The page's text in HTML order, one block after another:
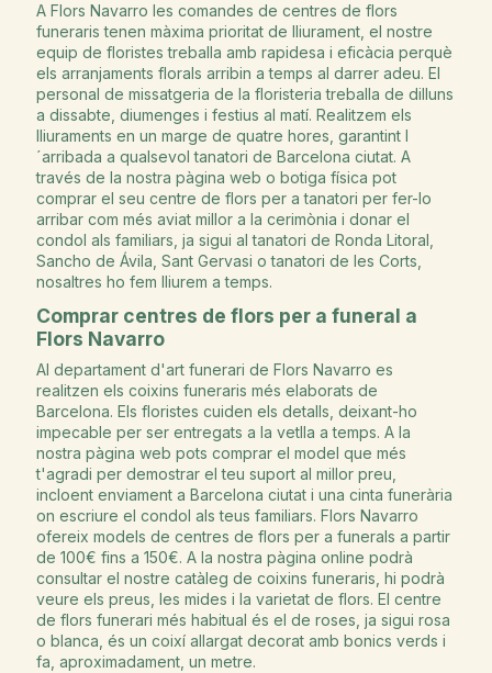
A Flors Navarro les comandes de centres de flors
funeraris tenen màxima prioritat de lliurament, el nostre
equip de floristes treballa amb rapidesa i eficàcia perquè
els arranjaments florals arribin a temps al darrer adeu. El
personal de missatgeria de la floristeria treballa de dilluns
a dissabte, diumenges i festius al matí. Realitzem els
lliuraments en un marge de quatre hores, garantint l
´arribada a qualsevol tanatori de Barcelona ciutat. A
través de la nostra pàgina web o botiga física pot
comprar el seu centre de flors per a tanatori per fer-lo
arribar com més aviat millor a la cerimònia i donar el
condol als familiars, ja sigui al tanatori de Ronda Litoral,
Sancho de Ávila, Sant Gervasi o tanatori de les Corts,
nosaltres ho fem lliurem a temps.
Comprar centres de flors per a funeral a
Flors Navarro
Al departament d'art funerari de Flors Navarro es
realitzen els coixins funeraris més elaborats de
Barcelona. Els floristes cuiden els detalls, deixant-ho
impecable per ser entregats a la vetlla a temps. A la
nostra pàgina web pots comprar el model que més
t'agradi per demostrar el teu suport al millor preu,
incloent enviament a Barcelona ciutat i una cinta funerària
on escriure el condol als teus familiars. Flors Navarro
ofereix models de centres de flors per a funerals a partir
de 100€ fins a 150€. A la nostra pàgina online podrà
consultar el nostre catàleg de coixins funeraris, hi podrà
veure els preus, les mides i la varietat de flors. El centre
de flors funerari més habitual és el de roses, ja sigui rosa
o blanca, és un coixí allargat decorat amb bonics verds i
fa, aproximadament, un metre.